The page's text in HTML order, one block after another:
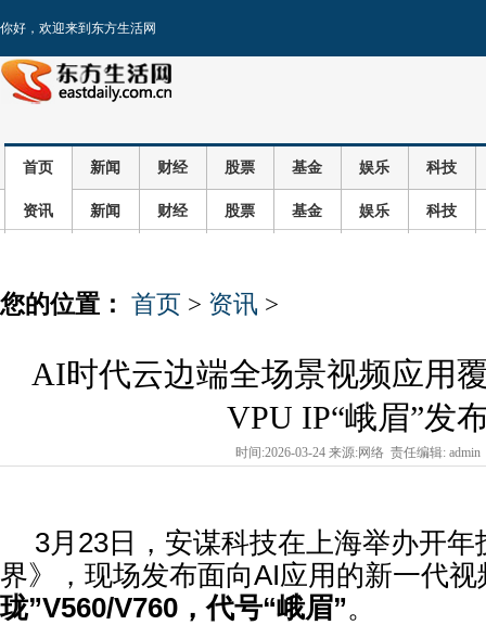
你好，欢迎来到东方生活网
首页 新闻 财经 股票 基金 娱乐 科技
资讯 新闻 财经 股票 基金 娱乐 科技
您的位置： 首页 > 资讯 >
AI时代云边端全场景视频应用
VPU IP“峨眉”发
时间:2026-03-24 来源:网络 责任编辑: admin
3月23日，安谋科技在上海举办开年
界》，现场发布面向AI应用的新一代
珑”V560/V760 ，代号“峨眉”。